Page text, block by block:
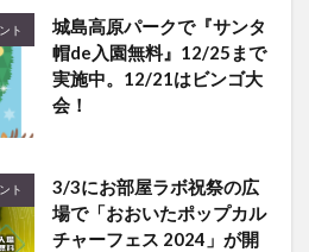
ト
城島高原パークで『サンタ
帽de入園無料』12/25まで
実施中。12/21はビンゴ大
会！
ト
3/3にお部屋ラボ祝祭の広
場で「おおいたポップカル
チャーフェス 2024」が開